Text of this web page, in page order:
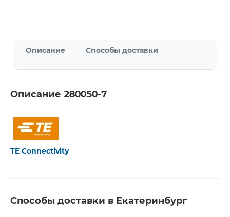
Описание Способы доставки
Описание 280050-7
TE Connectivity
Способы доставки в Екатеринбург